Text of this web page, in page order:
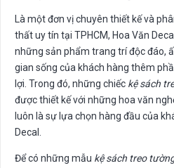
Là một đơn vị chuyên thiết kế và
thất uy tín tại TPHCM, Hoa Văn
những sản phẩm trang trí độc đáo,
gian sống của khách hàng thêm
lợi. Trong đó, những chiếc kệ sách
được thiết kế với những hoa văn
luôn là sự lựa chọn hàng đầu của
Decal.
Để có những mẫu kệ sách treo